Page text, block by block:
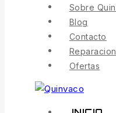
Sobre
Blog
Contacto
Ofertas